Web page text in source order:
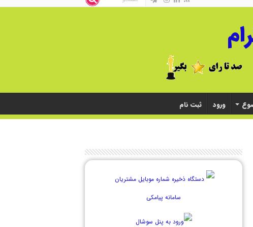
ورود ثبت نام